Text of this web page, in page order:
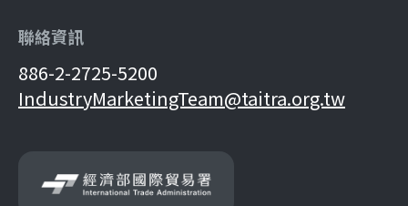
聯絡資訊
886-2-2725-5200
IndustryMarketingTeam@taitra.org.tw